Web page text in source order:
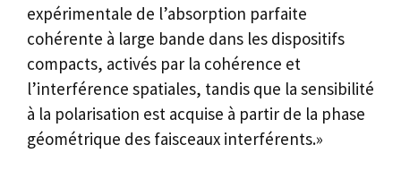
expérimentale de l’absorption parfaite
cohérente à large bande dans les dispositifs
compacts, activés par la cohérence et
l’interférence spatiales, tandis que la sensibilité
à la polarisation est acquise à partir de la phase
géométrique des faisceaux interférents.»